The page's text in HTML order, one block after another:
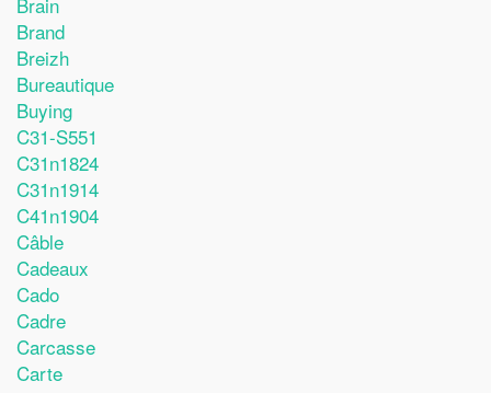
Brand
Breizh
Bureautique
Buying
C31-S551
C31n1824
C31n1914
C41n1904
Câble
Cadeaux
Cado
Cadre
Carcasse
Carte